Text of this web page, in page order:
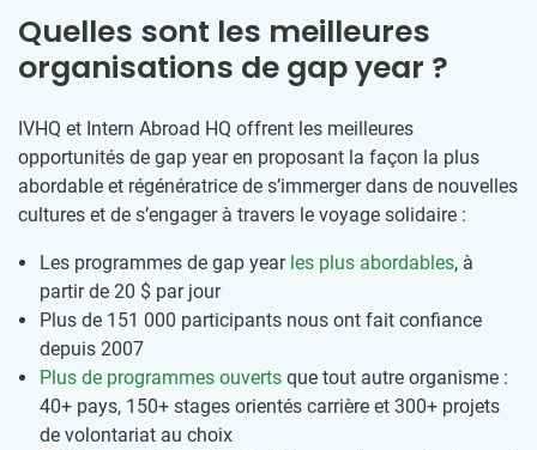
Quelles sont les meilleures
organisations de gap year ?
IVHQ et Intern Abroad HQ offrent les meilleures
opportunités de gap year en proposant la façon la plus
abordable et régénératrice de s’immerger dans de nouvelles
cultures et de s’engager à travers le voyage solidaire :
Les programmes de gap year les plus abordables, à
partir de 20 $ par jour
Plus de 151 000 participants nous ont fait confiance
depuis 2007
Plus de programmes ouverts que tout autre organisme :
40+ pays, 150+ stages orientés carrière et 300+ projets
de volontariat au choix